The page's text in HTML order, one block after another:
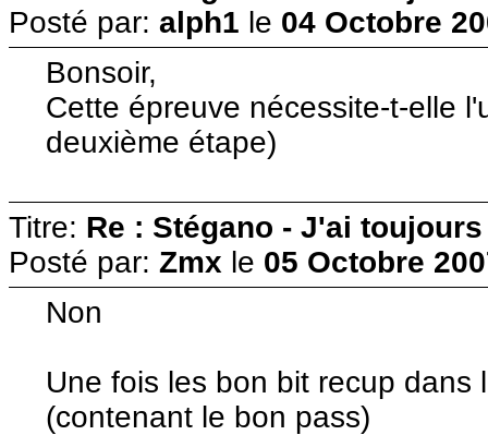
Posté par: alph1 le 04 Octobre
Bonsoir,
Cette épreuve nécessite-t-elle
deuxième étape)
Titre: Re : Stégano - J'ai
Posté par: Zmx le 05 Octobre
Non
Une fois les bon bit recup
(contenant le bon pass)